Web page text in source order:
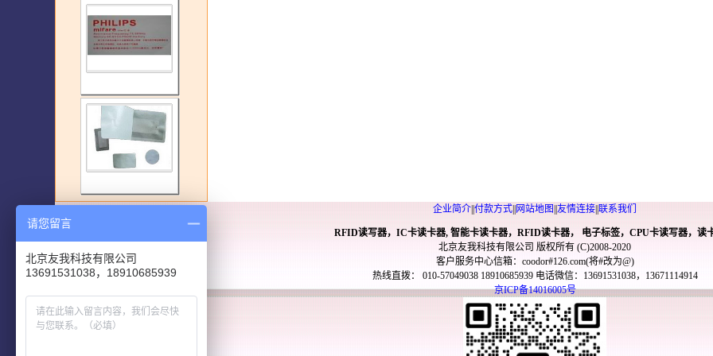
企业简介 付款方式 网站地图 友情连接 联系我们
RFID读写器，IC卡读卡器, 智能卡读卡器，RFID读卡器， 电子标签，CPU卡读写器，读
北京友我科技有限公司 版权所有 (C)2008-2020
客户服务中心信箱：coodor#126.com(将#改为@)
热线直拨： 010-57049038 18910685939 电话微信：13691531038，13671114914
京ICP备14016005号
请您留言
北京友我科技有限公司
13691531038，18910685939